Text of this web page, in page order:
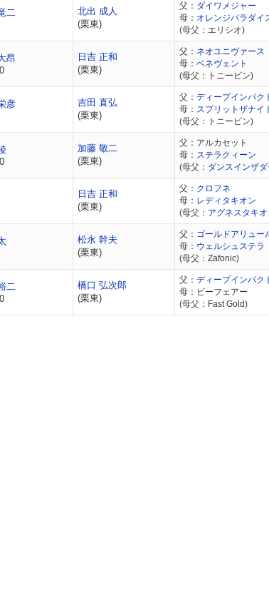
二
北出 成人
(栗東)
父： ダイワメジャー
母： オレンジパラダイ
(母父：エリシオ)
昂
日吉 正和
(栗東)
父： ネオユニヴァース
母： ベネヴェント
(母父：トニービン)
彦
吉田 直弘
(栗東)
父： ディープインパク
母： スプリットザナイ
(母父：トニービン)
加藤 敬二
(栗東)
父：アルカセット
母： ステラクィーン
(母父： ダンスインザダ
日吉 正和
(栗東)
父： クロフネ
母： レディタキオン
(母父： アグネスタキオ
松永 幹夫
(栗東)
父： ゴールドアリュー
母： ウェルシュステラ
(母父：Zafonic)
二
橋口 弘次郎
(栗東)
父： ディープインパク
母：ビーフェアー
(母父：Fast Gold)